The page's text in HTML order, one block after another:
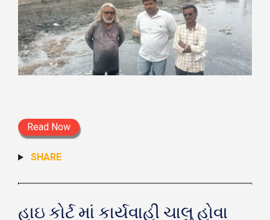
Read Now
SHARE
હાઇ કોર્ટ માં કાર્યવાહી ચાલુ હોવા